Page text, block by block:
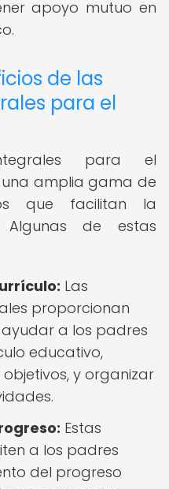
apoyo mutuo en
de las
para el
para el
amplia gama de
que facilitan la
de estas
Las
proporcionan
a los padres
educativo,
y organizar
Estas
a los padres
del progreso